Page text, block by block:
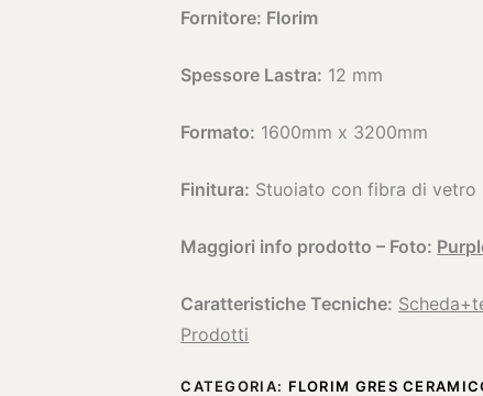
Fornitore: Florim
Spessore Lastra: 12 mm
Formato: 1600mm x 3200mm
Finitura: Stuoiato con fibra di vetro
Maggiori info prodotto – Foto:
Caratteristiche Tecniche:
Prodotti
CATEGORIA: FLORIM GRES